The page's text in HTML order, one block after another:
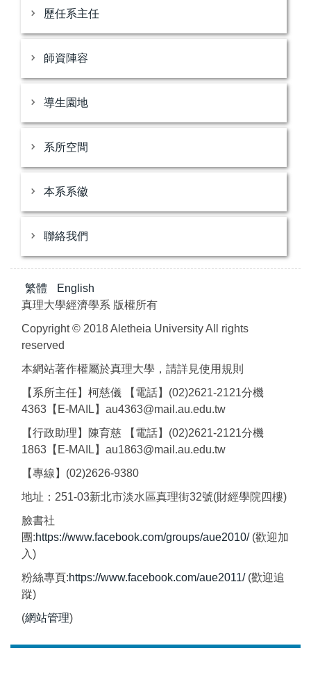
歷任系主任
師資陣容
導生園地
系所空間
本系系徽
聯絡我們
繁體
English
真理大學經濟學系 版權所有
Copyright © 2018 Aletheia University All rights
reserved
本網站著作權屬於真理大學，請詳見使用規則
【系所主任】柯慈儀 【電話】(02)2621-2121分機
4363【E-MAIL】au4363@mail.au.edu.tw
【行政助理】陳育慈 【電話】(02)2621-2121分機
1863【E-MAIL】au1863@mail.au.edu.tw
【專線】(02)2626-9380
地址：251-03新北市淡水區真理街32號(財經學院四樓)
臉書社
團:https://www.facebook.com/groups/aue2010/(歡迎加
入)
粉絲專頁:https://www.facebook.com/aue2011/(歡迎追
蹤)
(網站管理)